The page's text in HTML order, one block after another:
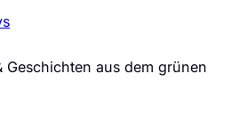
Geschichten aus dem grünen